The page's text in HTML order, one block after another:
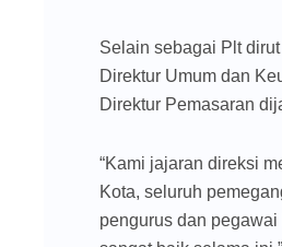
Selain sebagai Plt
Direktur Umum dan
Direktur Pemasaran
“Kami jajaran direksi
Kota, seluruh
pengurus dan